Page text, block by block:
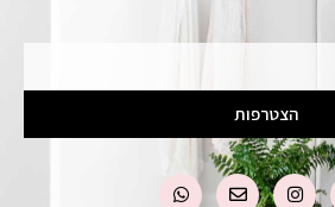
הצטרפות